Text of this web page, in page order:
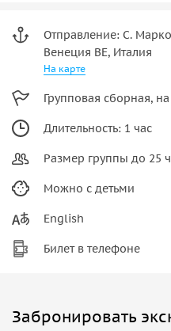
Отправление: С.
Венеция ВЕ, Италия
На карте
Групповая сборная,
Длительность: 1 час
Размер группы до 25
Можно с детьми
English
Билет в телефоне
Забронировать